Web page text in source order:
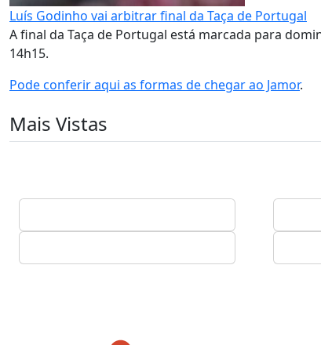
Luís Godinho vai arbitrar final da Taça de Portugal
A final da Taça de Portugal está marcada para
14h15.
Pode conferir aqui as formas de chegar ao Jamor.
Mais Vistas